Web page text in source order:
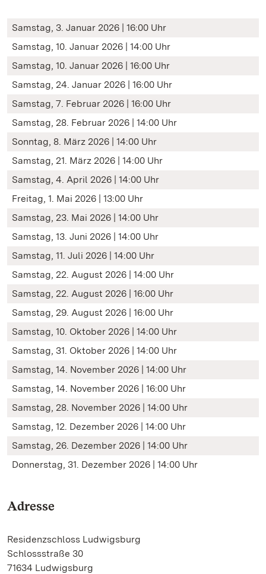
Samstag, 3. Januar 2026 | 16:00 Uhr
Samstag, 10. Januar 2026 | 14:00 Uhr
Samstag, 10. Januar 2026 | 16:00 Uhr
Samstag, 24. Januar 2026 | 16:00 Uhr
Samstag, 7. Februar 2026 | 16:00 Uhr
Samstag, 28. Februar 2026 | 14:00 Uhr
Sonntag, 8. März 2026 | 14:00 Uhr
Samstag, 21. März 2026 | 14:00 Uhr
Samstag, 4. April 2026 | 14:00 Uhr
Freitag, 1. Mai 2026 | 13:00 Uhr
Samstag, 23. Mai 2026 | 14:00 Uhr
Samstag, 13. Juni 2026 | 14:00 Uhr
Samstag, 11. Juli 2026 | 14:00 Uhr
Samstag, 22. August 2026 | 14:00 Uhr
Samstag, 22. August 2026 | 16:00 Uhr
Samstag, 29. August 2026 | 16:00 Uhr
Samstag, 10. Oktober 2026 | 14:00 Uhr
Samstag, 31. Oktober 2026 | 14:00 Uhr
Samstag, 14. November 2026 | 14:00 Uhr
Samstag, 14. November 2026 | 16:00 Uhr
Samstag, 28. November 2026 | 14:00 Uhr
Samstag, 12. Dezember 2026 | 14:00 Uhr
Samstag, 26. Dezember 2026 | 14:00 Uhr
Donnerstag, 31. Dezember 2026 | 14:00 Uhr
Adresse
Residenzschloss Ludwigsburg
Schlossstraße 30
71634 Ludwigsburg